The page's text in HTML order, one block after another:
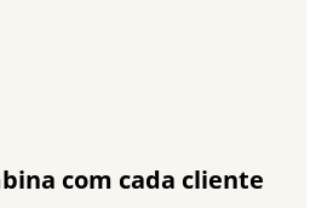
com cada cliente